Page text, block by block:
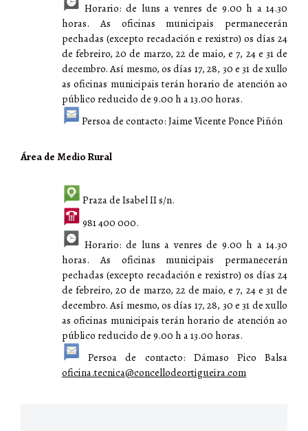
Horario: de luns a venres de 9.00 h a 14.30
horas. As oficinas municipais permanecerán
pechadas (excepto recadación e rexistro) os días 24
de febreiro, 20 de marzo, 22 de maio, e 7, 24 e 31 de
decembro. Así mesmo, os días 17, 28, 30 e 31 de xullo
as oficinas municipais terán horario de atención ao
público reducido de 9.00 h a 13.00 horas.
Persoa de contacto: Jaime Vicente Ponce Piñón
Área de Medio Rural
Praza de Isabel II s/n.
981 400 000.
Horario: de luns a venres de 9.00 h a 14.30
horas. As oficinas municipais permanecerán
pechadas (excepto recadación e rexistro) os días 24
de febreiro, 20 de marzo, 22 de maio, e 7, 24 e 31 de
decembro. Así mesmo, os días 17, 28, 30 e 31 de xullo
as oficinas municipais terán horario de atención ao
público reducido de 9.00 h a 13.00 horas.
Persoa de contacto: Dámaso Pico Balsa
oficina.tecnica@concellodeortigueira.com